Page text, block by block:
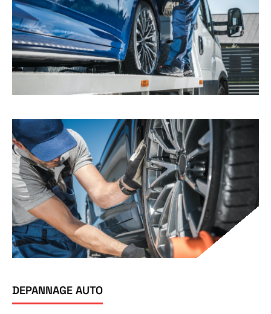
DEPANNAGE AUTO